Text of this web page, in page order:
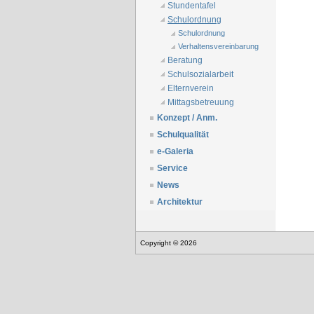
Stundentafel
Schulordnung
Schulordnung
Verhaltensvereinbarung
Beratung
Schulsozialarbeit
Elternverein
Mittagsbetreuung
Konzept / Anm.
Schulqualität
e-Galeria
Service
News
Architektur
Copyright © 2026